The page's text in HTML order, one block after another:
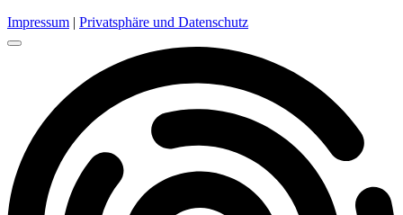
Impressum | Privatsphäre und Datenschutz